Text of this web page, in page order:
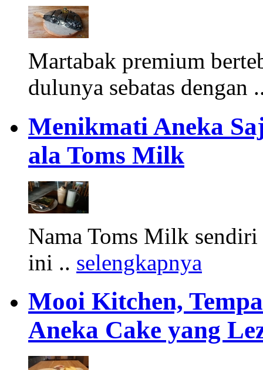
Martabak premium
dulunya sebatas dengan
Menikmati Aneka
ala Toms Milk
Nama Toms Milk
ini .. selengkapnya
Mooi Kitchen,
Aneka Cake yang